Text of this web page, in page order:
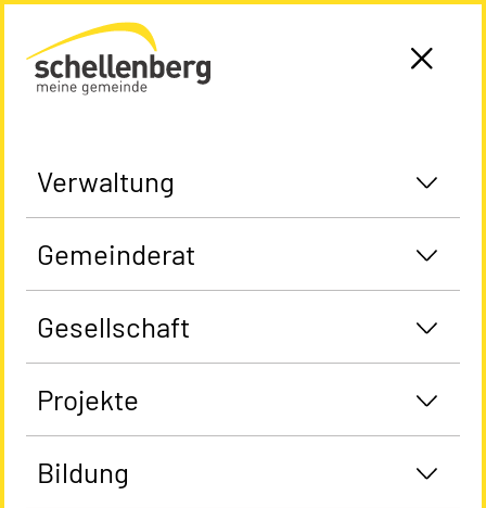
Gemeinde Schellenberg Startseite
Verwaltung
Gemeinderat
Gesellschaft
Projekte
Bildung